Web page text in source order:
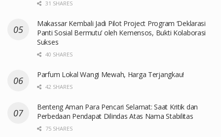
31 SHARES
Makassar Kembali Jadi Pilot Project Program ‘Deklarasi
Panti Sosial Bermutu’ oleh Kemensos, Bukti Kolaborasi
Sukses
40 SHARES
Parfum Lokal Wangi Mewah, Harga Terjangkau!
42 SHARES
Benteng Aman Para Pencari Selamat: Saat Kritik dan
Perbedaan Pendapat Dilindas Atas Nama Stabilitas
75 SHARES